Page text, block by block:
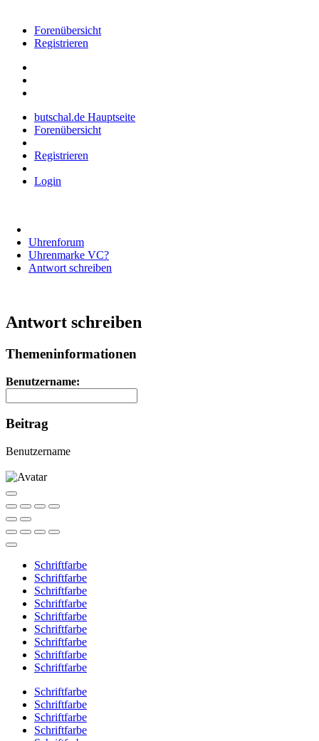
Forenübersicht
Registrieren
butschal.de Hauptseite
Forenübersicht
Registrieren
Login
Uhrenforum
Uhrenmarke VC?
Antwort schreiben
Antwort schreiben
Themeninformationen
Benutzername:
Beitrag
Benutzername
Schriftfarbe
Schriftfarbe
Schriftfarbe
Schriftfarbe
Schriftfarbe
Schriftfarbe
Schriftfarbe
Schriftfarbe
Schriftfarbe
Schriftfarbe
Schriftfarbe
Schriftfarbe
Schriftfarbe